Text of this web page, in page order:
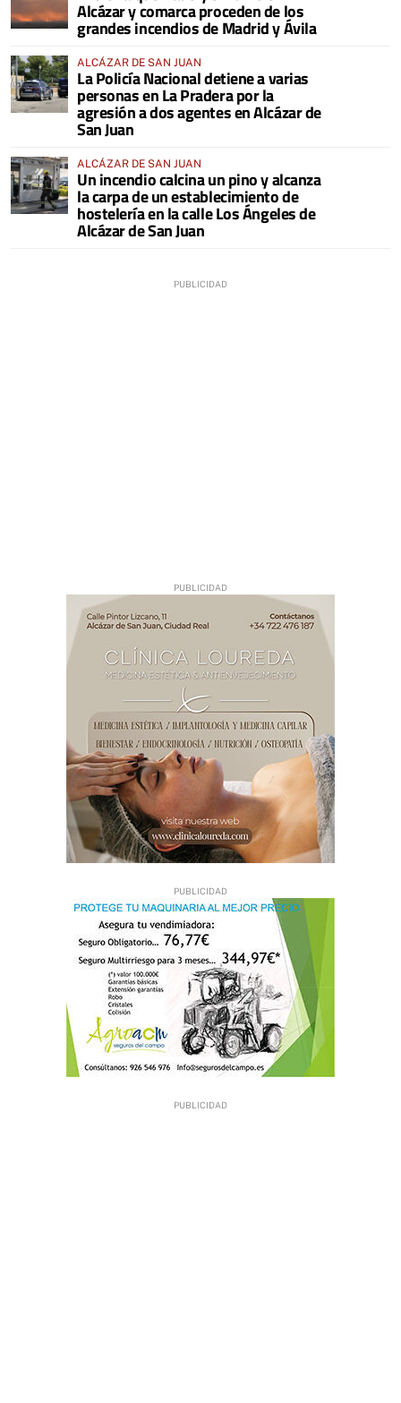
Alcázar y comarca proceden de los
grandes incendios de Madrid y Ávila
ALCÁZAR DE SAN JUAN
La Policía Nacional detiene a varias
personas en La Pradera por la
agresión a dos agentes en Alcázar de
San Juan
ALCÁZAR DE SAN JUAN
Un incendio calcina un pino y alcanza
la carpa de un establecimiento de
hostelería en la calle Los Ángeles de
Alcázar de San Juan